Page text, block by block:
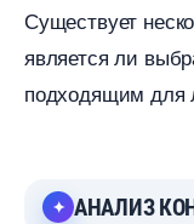
Существует
является ли
подходящим для
АНАЛИЗ